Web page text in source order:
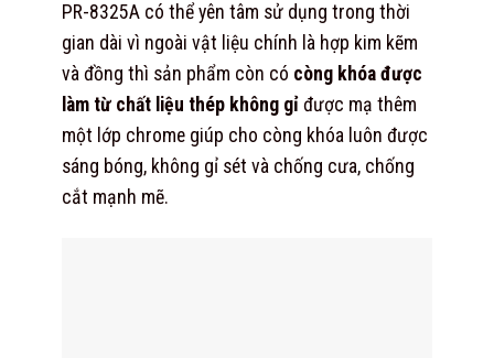
PR-8325A có thể yên tâm sử dụng trong thời
gian dài vì ngoài vật liệu chính là hợp kim kẽm
và đồng thì sản phẩm còn có còng khóa được
làm từ chất liệu thép không gỉđược mạ thêm
một lớp chrome giúp cho còng khóa luôn được
sáng bóng, không gỉ sét và chống cưa, chống
cắt mạnh mẽ.